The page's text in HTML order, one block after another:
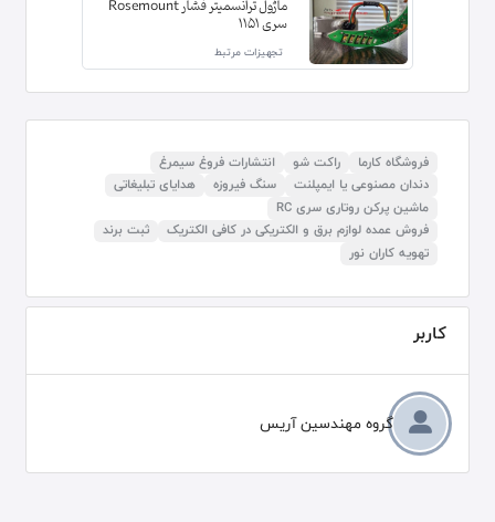
ماژول ترانسمیتر فشار Rosemount
سری 1151
تجهیزات مرتبط
فروشگاه کارما راکت شو
انتشارات فروغ سیمرغ
دندان مصنوعی یا ایمپلنت
سنگ فیروزه
هدایای تبلیغاتی
ماشین پرکن روتاری سری RC
فروش عمده لوازم برق و الکتریکی در کافی الکتریک
ثبت برند
تهویه کاران نور
کاربر
گروه مهندسین آریس